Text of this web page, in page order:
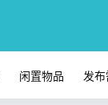
闲置物品 发